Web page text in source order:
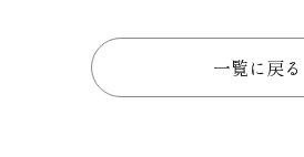
一覧に戻る
一覧に戻る